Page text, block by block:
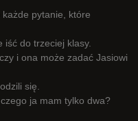
każde pytanie, które
iść do trzeciej klasy.
i ona może zadać Jasiowi
się.
ja mam tylko dwa?